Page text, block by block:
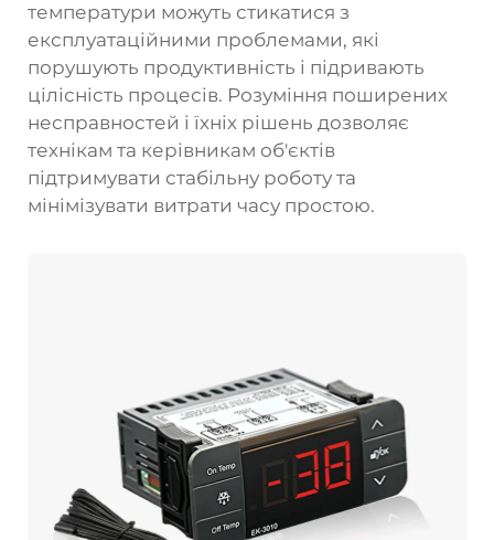
температури можуть стикатися з
експлуатаційними проблемами, які
порушують продуктивність і підривають
цілісність процесів. Розуміння поширених
несправностей і їхніх рішень дозволяє
технікам та керівникам об'єктів
підтримувати стабільну роботу та
мінімізувати витрати часу простою.